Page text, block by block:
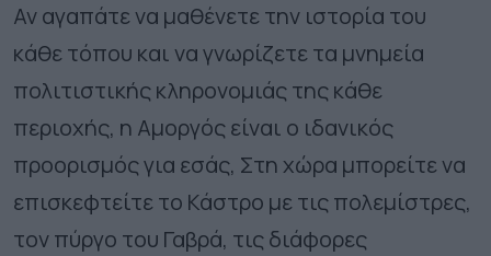
Αν αγαπάτε να μαθένετε την ιστορία του
κάθε τόπου και να γνωρίζετε τα μνημεία
πολιτιστικής κληρονομιάς της κάθε
περιοχής, η Αμοργός είναι ο ιδανικός
προορισμός για εσάς, Στη χώρα μπορείτε να
επισκεφτείτε το Κάστρο με τις πολεμίστρες,
τον πύργο του Γαβρά, τις διάφορες